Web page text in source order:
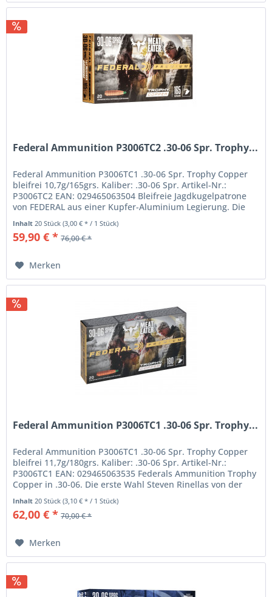
Federal Ammunition P3006TC2 .30-06 Spr. Trophy...
Federal Ammunition P3006TC1 .30-06 Spr. Trophy Copper
bleifrei 10,7g/165grs. Kaliber: .30-06 Spr. Artikel-Nr.:
P3006TC2 EAN: 029465063504 Bleifreie Jagdkugelpatrone
von FEDERAL aus einer Kupfer-Aluminium Legierung. Die
Inhalt20 Stück(3,00 € * / 1 Stück)
59,90 € * 76,00 € *
Merken
Federal Ammunition P3006TC1 .30-06 Spr. Trophy...
Federal Ammunition P3006TC1 .30-06 Spr. Trophy Copper
bleifrei 11,7g/180grs. Kaliber: .30-06 Spr. Artikel-Nr.:
P3006TC1 EAN: 029465063535 Federals Ammunition Trophy
Copper in .30-06. Die erste Wahl Steven Rinellas von der
Inhalt20 Stück(3,10 € * / 1 Stück)
62,00 € * 70,00 € *
Merken